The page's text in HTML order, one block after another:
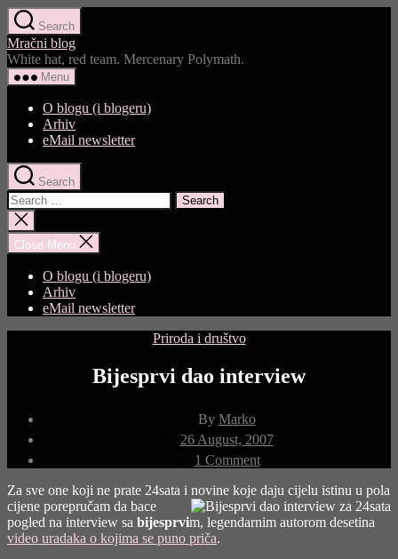
Skip
to
the
content
Search
Mračni blog
White hat, red team. Mercenary Polymath.
Menu
O blogu (i blogeru)
Arhiv
eMail newsletter
Search
Search
for:
Close
search
Close Menu
O blogu (i blogeru)
Arhiv
eMail newsletter
Categories
Priroda i društvo
Bijesprvi dao interview
Post
author
By Marko
Post
date
26 August, 2007
1 Commenton
Bijesprvi
dao
interview
Za sve one koji ne prate 24sata i novine koje daju cijelu istinu u pola
cijene porepručam da bace
pogled na interview sa bijesprvim, legendarnim autorom desetina
video uradaka o kojima se puno priča.